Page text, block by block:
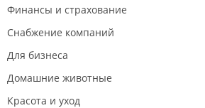
Финансы и страхование
Снабжение компаний
Для бизнеса
Домашние животные
Красота и уход